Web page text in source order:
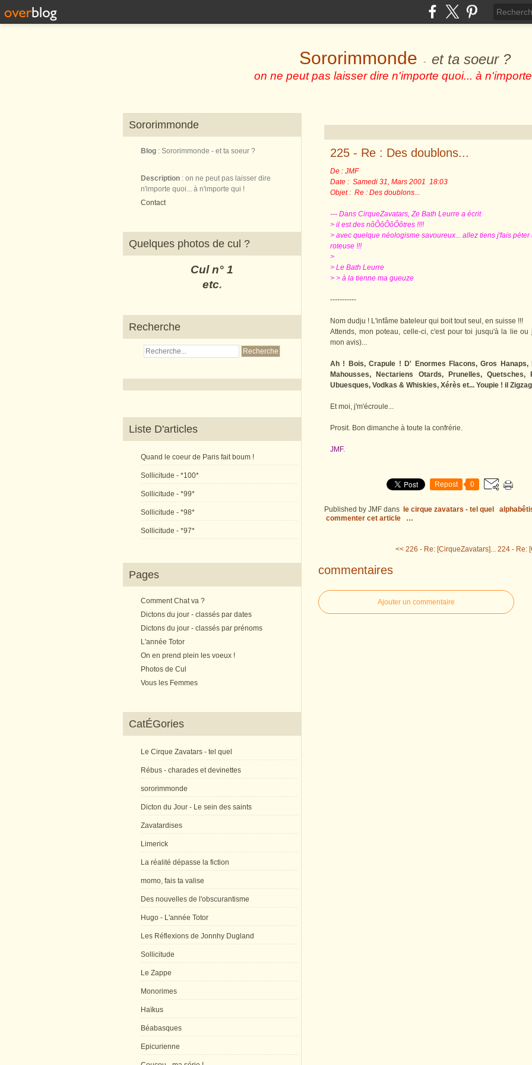
Sororimmonde - et ta soeur ?
on ne peut pas laisser dire n'importe quoi... à
Sororimmonde
Blog : Sororimmonde - et ta soeur ?
Description : on ne peut pas laisser dire
n'importe quoi... à n'importe qui !
Contact
Quelques photos de cul ?
Cul n° 1
etc.
Recherche
Liste D'articles
Quand le coeur de Paris fait boum !
Sollicitude - *100*
Sollicitude - *99*
Sollicitude - *98*
Sollicitude - *97*
Pages
Comment Chat va ?
Dictons du jour - classés par dates
Dictons du jour - classés par prénoms
L'année Totor
On en prend plein les voeux !
Photos de Cul
Vous les Femmes
CatÉGories
Le Cirque Zavatars - tel quel
Rébus - charades et devinettes
sororimmonde
Dicton du Jour - Le sein des saints
Zavatardises
Limerick
La réalité dépasse la fiction
momo, fais ta valise
Des nouvelles de l'obscurantisme
Hugo - L'année Totor
Les Réflexions de Jonnhy Dugland
Sollicitude
Le Zappe
Monorimes
Haïkus
Béabasques
Epicurienne
225 - Re : Des doublons...
De : JMF
Date : Samedi 31, Mars 2001 18:03
Objet : Re : Des doublons...
--- Dans CirqueZavatars, Ze Bath Leurre a écrit
> il est des nôÔôÔôÔôtres !!!!
> avec quelque néologisme savoureux... allez tiens j'fais péter
roteuse !!!
>
> Le Bath Leurre
> > à la tienne ma gueuze
-----------
Nom dudju ! L'infâme bateleur qui boit tout seul, en suisse !!!
Attends, mon poteau, celle-ci, c'est pour toi jusqu'à la lie
mon avis)...
Ah ! Bois, Crapule ! D' Enormes Flacons, Gros
Mahousses, Nectariens Otards, Prunelles, Quetsches,
Ubuesques, Vodkas & Whiskies, Xérès et... Youpie ! il
Et moi, j'm'écroule...
Prosit. Bon dimanche à toute la confrérie.
JMF.
Repost 0
Published by JMF dans le cirque zavatars - tel quel
commenter cet article
…
<< 226 - Re: [CirqueZavatars]... 224 - Re:
commentaires
Ajouter un commentaire